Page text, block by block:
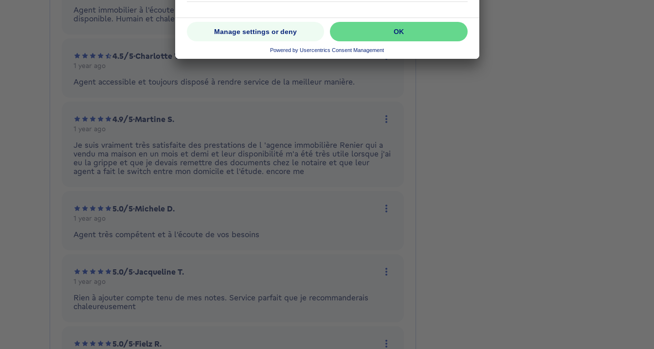
Agent immobilier à l'écoute et attentif aux souhaits du client. Sérieux, compétent et
disponible. Humain et chaleureux de surcroît.
4.5/5·Charlotte V.
1 year ago
Agent accessible et toujours disposé à rendre service de la meilleur manière.
4.9/5·Martine S.
1 year ago
Je suis vraiment très satisfaite des prestations de l 'agence immobilière Renier qui a
vendu ma maison en un mois et demi et leur disponibilité m'a été très utile lorsque j'ai
eu la grippe et que je devais remettre des documents chez le notaire et que leur
agent a fait le switch entre mon domicile et l'étude. encore me
5.0/5·Michele D.
1 year ago
Agent très compétent et à l’écoute de vos besoins
5.0/5·Jacqueline T.
1 year ago
Rien à ajouter compte tenu de mes notes. Service parfait que je recommanderais
chaleureusement
5.0/5·Fielz R.